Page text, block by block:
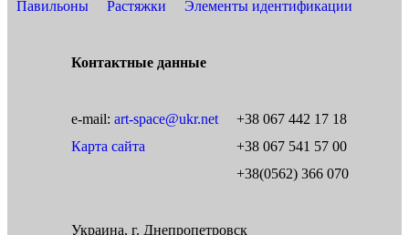
Павильоны
Растяжки
Элементы идентификации
Контактные данные
e-mail: art-space@ukr.net
Карта сайта
+38 067 442 17 18
+38 067 541 57 00
+38(0562) 366 070
Украина, г. Днепропетровск